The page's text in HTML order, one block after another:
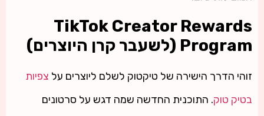
TikTok Creator Rewards
Program (לשעבר קרן היוצרים)
זוהי הדרך הישירה של טיקטוק לשלם ליוצרים על צפיות
בטיק טוק. התוכנית החדשה שמה דגש על סרטונים